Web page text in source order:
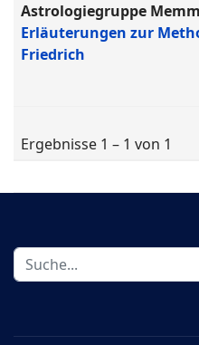
Astrologiegruppe
Erläuterungen zur
Friedrich
Ergebnisse 1 – 1 von 1
Suchen
...